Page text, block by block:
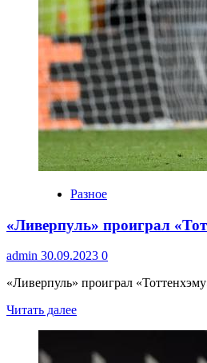
Разное
«Ливерпуль» проиграл
admin 30.09.2023 0
«Ливерпуль» проиграл
Читать далее